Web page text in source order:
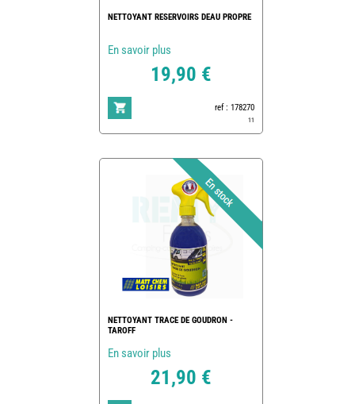
NETTOYANT RESERVOIRS DEAU PROPRE
En savoir plus
19,90 €
ref : 178270
11
NETTOYANT TRACE DE GOUDRON -
TAROFF
En savoir plus
21,90 €